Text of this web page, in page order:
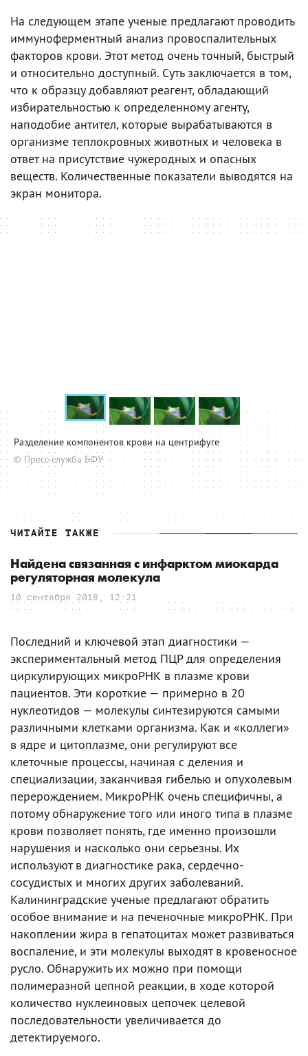
На следующем этапе ученые предлагают проводить
иммуноферментный анализ провоспалительных
факторов крови. Этот метод очень точный, быстрый
и относительно доступный. Суть заключается в том,
что к образцу добавляют реагент, обладающий
избирательностью к определенному агенту,
наподобие антител, которые вырабатываются в
организме теплокровных животных и человека в
ответ на присутствие чужеродных и опасных
веществ. Количественные показатели выводятся на
экран монитора.
Разделение компонентов крови на центрифуге
© Пресс-служба БФУ
ЧИТАЙТЕ ТАКЖЕ
Найдена связанная с инфарктом миокарда
регуляторная молекула
10 сентября 2018, 12:21
Последний и ключевой этап диагностики —
экспериментальный метод ПЦР для определения
циркулирующих микроРНК в плазме крови
пациентов. Эти короткие — примерно в 20
нуклеотидов — молекулы синтезируются самыми
различными клетками организма. Как и «коллеги»
в ядре и цитоплазме, они регулируют все
клеточные процессы, начиная с деления и
специализации, заканчивая гибелью и опухолевым
перерождением. МикроРНК очень специфичны, а
потому обнаружение того или иного типа в плазме
крови позволяет понять, где именно произошли
нарушения и насколько они серьезны. Их
используют в диагностике рака, сердечно-
сосудистых и многих других заболеваний.
Калининградские ученые предлагают обратить
особое внимание и на печеночные микроРНК. При
накоплении жира в гепатоцитах может развиваться
воспаление, и эти молекулы выходят в кровеносное
русло. Обнаружить их можно при помощи
полимеразной цепной реакции, в ходе которой
количество нуклеиновых цепочек целевой
последовательности увеличивается до
детектируемого.